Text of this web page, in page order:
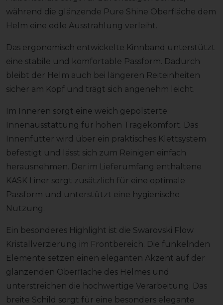
während die glänzende Pure Shine Oberfläche dem
Helm eine edle Ausstrahlung verleiht.
Das ergonomisch entwickelte Kinnband unterstützt
eine stabile und komfortable Passform. Dadurch
bleibt der Helm auch bei längeren Reiteinheiten
sicher am Kopf und trägt sich angenehm leicht.
Im Inneren sorgt eine weich gepolsterte
Innenausstattung für hohen Tragekomfort. Das
Innenfutter wird über ein praktisches Klettsystem
befestigt und lässt sich zum Reinigen einfach
herausnehmen. Der im Lieferumfang enthaltene
KASK Liner sorgt zusätzlich für eine optimale
Passform und unterstützt eine hygienische
Nutzung.
Ein besonderes Highlight ist die Swarovski Flow
Kristallverzierung im Frontbereich. Die funkelnden
Elemente setzen einen eleganten Akzent auf der
glänzenden Oberfläche des Helmes und
unterstreichen die hochwertige Verarbeitung. Das
breite Schild sorgt für eine besonders elegante